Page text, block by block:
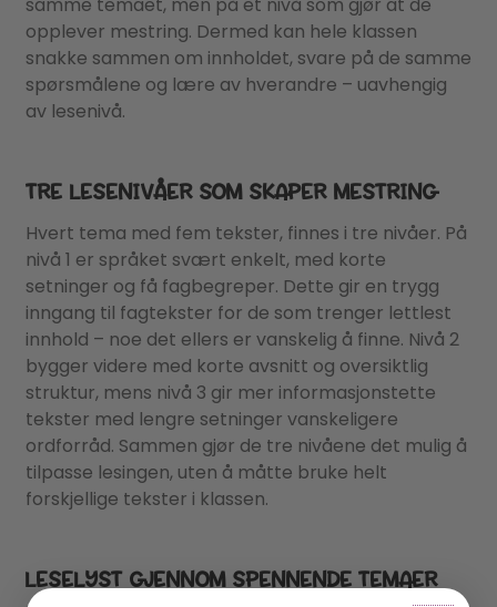
samme temaet, men på et nivå som gjør at de
opplever mestring. Dermed kan hele klassen
snakke sammen om innholdet, svare på de samme
spørsmålene og lære av hverandre – uavhengig
av lesenivå.
TRE LESENIVÅER SOM SKAPER MESTRING
Hvert tema med fem tekster, finnes i tre nivåer. På
nivå 1 er språket svært enkelt, med korte
setninger og få fagbegreper. Dette gir en trygg
inngang til fagtekster for de som trenger lettlest
innhold – noe det ellers er vanskelig å finne. Nivå 2
bygger videre med korte avsnitt og oversiktlig
struktur, mens nivå 3 gir mer informasjonstette
tekster med lengre setninger vanskeligere
ordforråd. Sammen gjør de tre nivåene det mulig å
tilpasse lesingen, uten å måtte bruke helt
forskjellige tekster i klassen.
LESELYST GJENNOM SPENNENDE TEMAER